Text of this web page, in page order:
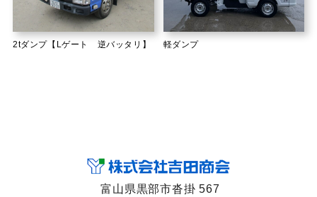
2tダンプ【Lゲート 逆バッタリ】 軽ダンプ
富山県黒部市沓掛 567